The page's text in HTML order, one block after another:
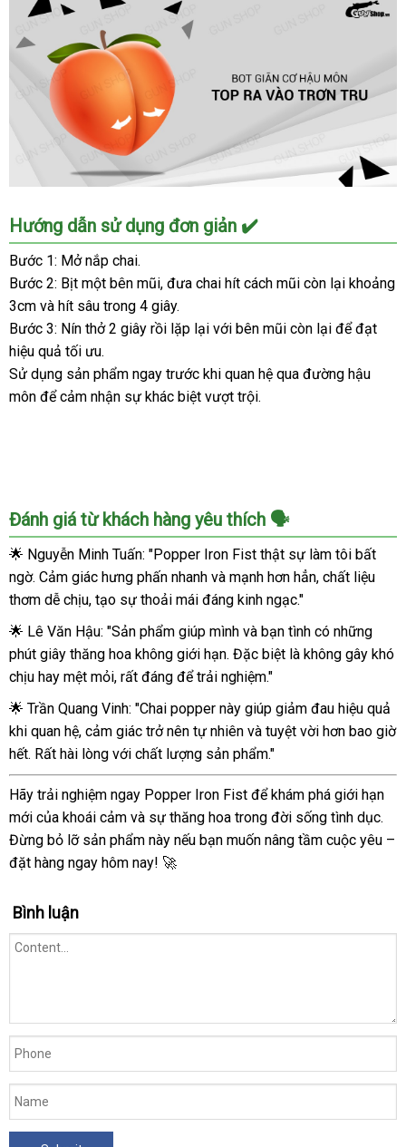
Mỹ
chính
kích
thích
Popper
Iron
Fist
10ml
Mỹ
USA
chính
hãng
kích
thích
Hướng dẫn sử dụng đơn giản ✔️
Bước 1: Mở nắp chai.
Bước 2: Bịt một bên mũi, đưa chai hít cách mũi còn lại khoảng
3cm và hít sâu trong 4 giây.
Bước 3: Nín thở 2 giây rồi lặp lại với bên mũi còn lại để đạt
hiệu quả tối ưu.
Sử dụng sản phẩm ngay trước khi quan hệ qua đường hậu
môn để cảm nhận sự khác biệt vượt trội.
Đánh giá từ khách hàng yêu thích 🗣️
🌟 Nguyễn Minh Tuấn: "Popper Iron Fist thật sự làm tôi bất
ngờ. Cảm giác hưng phấn nhanh và mạnh hơn hẳn, chất liệu
thơm dễ chịu, tạo sự thoải mái đáng kinh ngạc."
🌟 Lê Văn Hậu: "Sản phẩm giúp mình và bạn tình có những
phút giây thăng hoa không giới hạn. Đặc biệt là không gây khó
chịu hay mệt mỏi, rất đáng để trải nghiệm."
🌟 Trần Quang Vinh: "Chai popper này giúp giảm đau hiệu quả
khi quan hệ, cảm giác trở nên tự nhiên và tuyệt vời hơn bao giờ
hết. Rất hài lòng với chất lượng sản phẩm."
Hãy trải nghiệm ngay Popper Iron Fist để khám phá giới hạn
mới của khoái cảm và sự thăng hoa trong đời sống tình dục.
Đừng bỏ lỡ sản phẩm này nếu bạn muốn nâng tầm cuộc yêu –
đặt hàng ngay hôm nay! 🚀
Bình luận